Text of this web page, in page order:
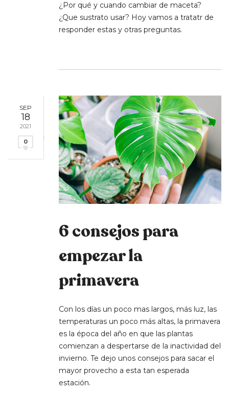
¿Por qué y cuando cambiar de maceta?
¿Que sustrato usar? Hoy vamos a tratatr de
responder estas y otras preguntas.
SEP
18
2021
0
6 consejos para
empezar la
primavera
Con los días un poco mas largos, más luz, las
temperaturas un poco más altas, la primavera
es la época del año en que las plantas
comienzan a despertarse de la inactividad del
invierno. Te dejo unos consejos para sacar el
mayor provecho a esta tan esperada
estación.